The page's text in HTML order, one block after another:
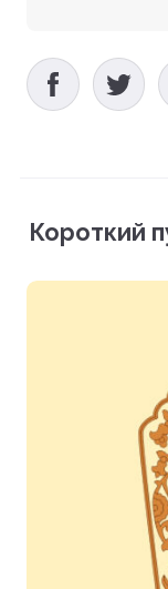
Короткий